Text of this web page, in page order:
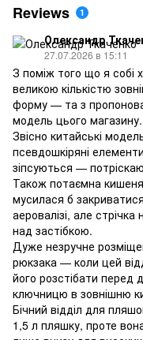
Reviews 1
Олександр
27.07.2026 в 15:11
З поміж того що я собі
великою кількістю
форму — та з
модель цього магазину.
Звісно китайські
псевдошкіряні
зіпсуються —
Також потаємна
мусилася б
аеровалізі, але
над застібкою.
Дуже незручне
рюкзака — коли цей
його розстібати
ключницю в зовнішню
Бічний відділ для
1,5 л пляшку, проте